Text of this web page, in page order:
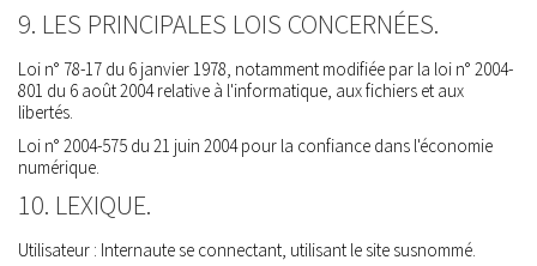
9. LES PRINCIPALES LOIS CONCERNÉES.
Loi n° 78-17 du 6 janvier 1978, notamment modifiée par la loi n° 2004-
801 du 6 août 2004 relative à l'informatique, aux fichiers et aux
libertés.
Loi n° 2004-575 du 21 juin 2004 pour la confiance dans l'économie
numérique.
10. LEXIQUE.
Utilisateur : Internaute se connectant, utilisant le site susnommé.